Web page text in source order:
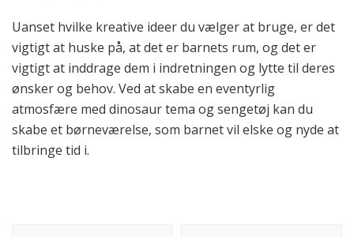
Uanset hvilke kreative ideer du vælger at bruge, er det
vigtigt at huske på, at det er barnets rum, og det er
vigtigt at inddrage dem i indretningen og lytte til deres
ønsker og behov. Ved at skabe en eventyrlig
atmosfære med dinosaur tema og sengetøj kan du
skabe et børneværelse, som barnet vil elske og nyde at
tilbringe tid i.